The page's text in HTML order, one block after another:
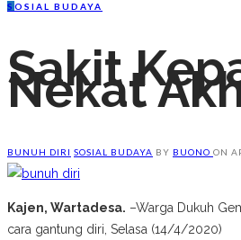
S OSIAL BUDAYA
Sakit
Nekat
BUNUH DIRI SOSIAL BUDAYA BY BUONO ON
Kajen, Wartadesa. –Warga Dukuh
cara gantung diri, Selasa (14/4/2020)